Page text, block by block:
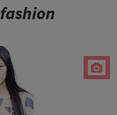
fashion